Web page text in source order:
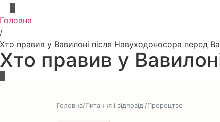
Головна
/
Хто правив у Вавилоні після Навуходоносора перед
Хто правив у
Головна/Питання і відповіді/Пророцтво